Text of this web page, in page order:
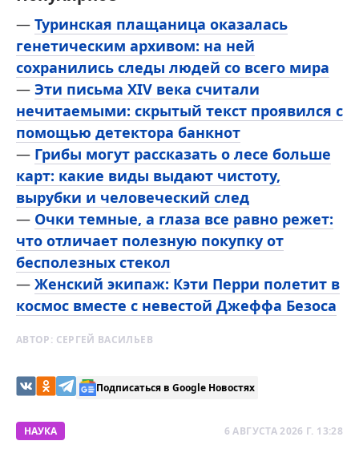
— Туринская плащаница оказалась
генетическим архивом: на ней
сохранились следы людей со всего мира
— Эти письма XIV века считали
нечитаемыми: скрытый текст проявился с
помощью детектора банкнот
— Грибы могут рассказать о лесе больше
карт: какие виды выдают чистоту,
вырубки и человеческий след
— Очки темные, а глаза все равно режет:
что отличает полезную покупку от
бесполезных стекол
— Женский экипаж: Кэти Перри полетит в
космос вместе с невестой Джеффа Безоса
АВТОР: СЕРГЕЙ ВАСИЛЬЕВ
Подписаться в Google Новостях
НАУКА 6 АВГУСТА 2026 Г. 13:28